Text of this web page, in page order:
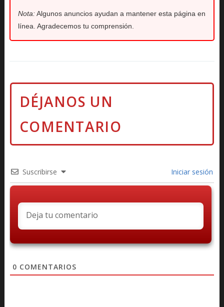
Nota:Algunos anuncios ayudan a mantener esta página en
línea. Agradecemos tu comprensión.
Suscribirse Iniciar sesión
0 COMENTARIOS